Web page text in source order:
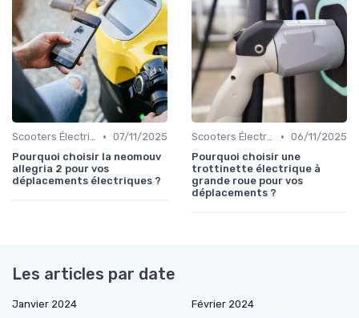
Scooters Électriques • 07/11/2025
Pourquoi choisir la neomouv
allegria 2 pour vos
déplacements électriques ?
Scooters Électriques • 06/11/2025
Pourquoi choisir une
trottinette électrique à
grande roue pour vos
déplacements ?
Les articles par date
Janvier 2024
Février 2024